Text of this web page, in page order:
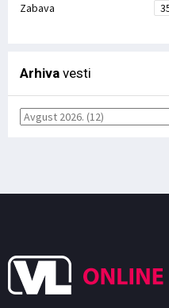
Zabava
Arhiva vesti